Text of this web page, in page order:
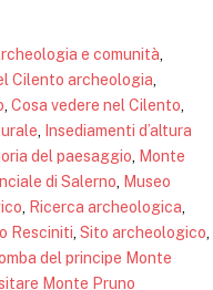
e comunità
Cilento archeologia
, Cosa vedere nel Cilento
, Insediamenti d’altura
del paesaggio, Monte
di Salerno, Museo
, Ricerca archeologica
Resciniti, Sito archeologico
del principe Monte
Monte Pruno